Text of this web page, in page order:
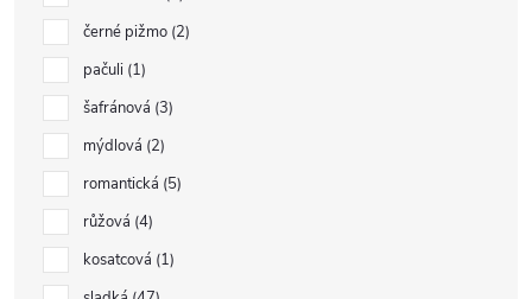
černé pižmo 2
pačuli 1
šafránová 3
mýdlová 2
romantická 5
růžová 4
kosatcová 1